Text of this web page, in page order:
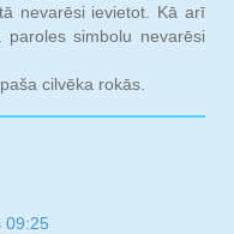
nevarēsi ievietot. Kā arī
simbolu nevarēsi
cilvēka rokās.
09:25